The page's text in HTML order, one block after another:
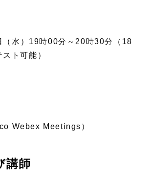
水）19時00分～20時30分（18
ト可能）
Webex Meetings）
講師